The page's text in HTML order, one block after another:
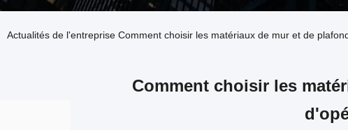
Actualités de l'entreprise Comment choisir les matériaux de mur et de
Comment choisir les